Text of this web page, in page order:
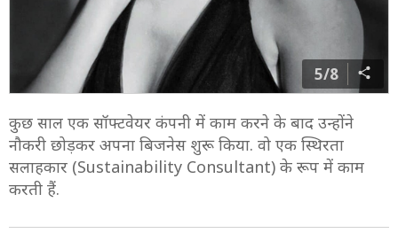
5/8
कुछ साल एक सॉफ्टवेयर कंपनी में काम करने के बाद उन्होंने
नौकरी छोड़कर अपना बिजनेस शुरू किया. वो एक स्थिरता
सलाहकार (Sustainability Consultant) के रूप में काम
करती हैं.